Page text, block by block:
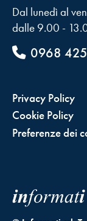
Dal lunedì al
dalle 9.00 -
0968
Privacy Policy
Cookie Policy
Preferenze dei